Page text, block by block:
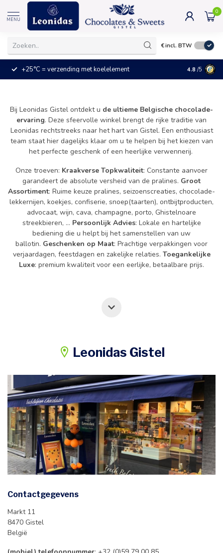
MENU
0
€incl. BTW
+25°C = verzending met koelelement Kleine
4.8 /5
Bij Leonidas Gistel ontdekt u de ultieme Belgische chocolade-
ervaring. Deze sfeervolle winkel brengt de rijke traditie van
Leonidas rechtstreeks naar het hart van Gistel. Een enthousiast
team staat hier dagelijks klaar om u te helpen bij het kiezen van
het perfecte geschenk of een heerlijke verwennerij.
Onze troeven: Kraakverse Topkwaliteit: Constante aanvoer
garandeert de absolute versheid van de pralines. Groot
Assortiment: Ruime keuze pralines, seizoenscreaties, chocolade-
lekkernijen, koekjes, confiserie, snoep(taarten), ontbijtproducten,
advocaat, wijn, cava, champagne, porto, Ghistelnoare
streekbieren, ... Persoonlijk Advies: Lokale en hartelijke
bediening die u helpt bij het samenstellen van uw
ballotin. Geschenken op Maat: Prachtige verpakkingen voor
verjaardagen, feestdagen en zakelijke relaties. Toegankelijke
Luxe: premium kwaliteit voor een eerlijke, betaalbare prijs.
Leonidas Gistel
Contactgegevens
Markt 11
8470 Gistel
België